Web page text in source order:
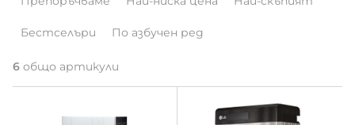
р
т
Бестселъри По азбучен ред
6 общо артикули